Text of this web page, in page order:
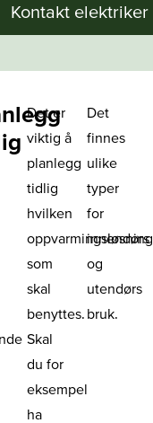
Kontakt elektriker
Det er
viktig å
planlegg
tidlig
hvilken
oppvarmingsløsning
som
skal
benyttes.
Skal
du for
eksempel
ha
Det
finnes
ulike
typer
for
innendørs
og
utendørs
bruk.